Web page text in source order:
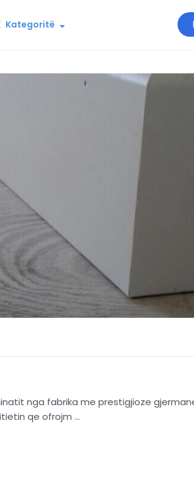
Kategoritë
nga fabrika me prestigjioze gjermane
qe ofrojm ...